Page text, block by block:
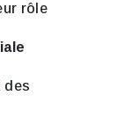
rôle
des